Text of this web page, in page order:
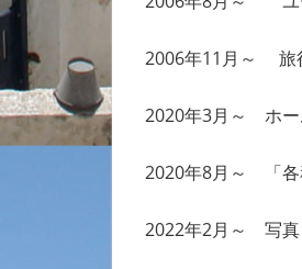
2006年11月～ 旅
2020年3月～ ホー
2020年8月～ 「各
2022年2月～ 写真